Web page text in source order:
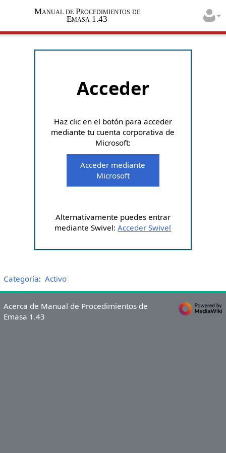
Manual de Procedimientos de
Emasa 1.43
Acceder
Haz clic en el botón para acceder
mediante tu cuenta corporativa de
Microsoft:
Acceder mediante
Microsoft
Alternativamente puedes entrar
mediante Swivel:Acceder Swivel
Categoría: Activo
Acerca de Manual de Procedimientos de
Emasa 1.43